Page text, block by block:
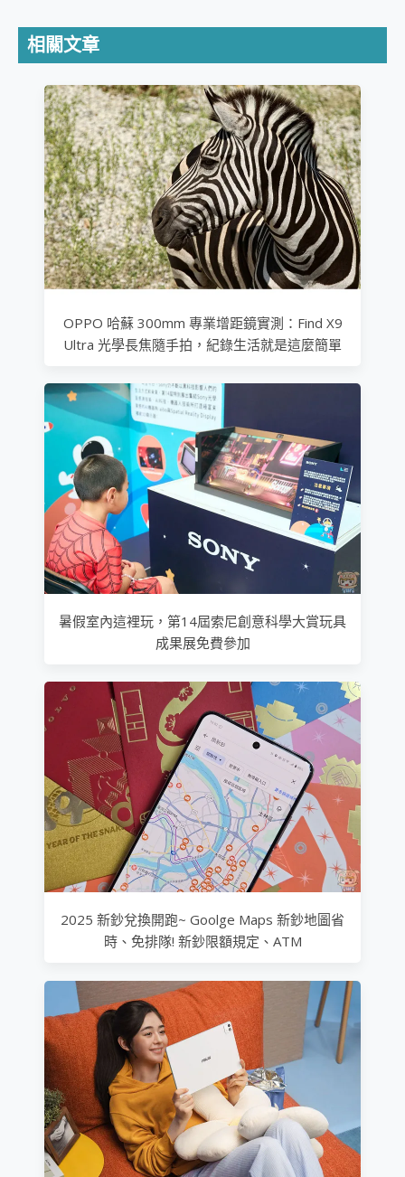
相關文章
OPPO 哈蘇 300mm 專業增距鏡實測：Find X9
Ultra 光學長焦隨手拍，紀錄生活就是這麼簡單
暑假室內這裡玩，第14屆索尼創意科學大賞玩具
成果展免費參加
2025 新鈔兌換開跑~ Goolge Maps 新鈔地圖省
時、免排隊! 新鈔限額規定、ATM